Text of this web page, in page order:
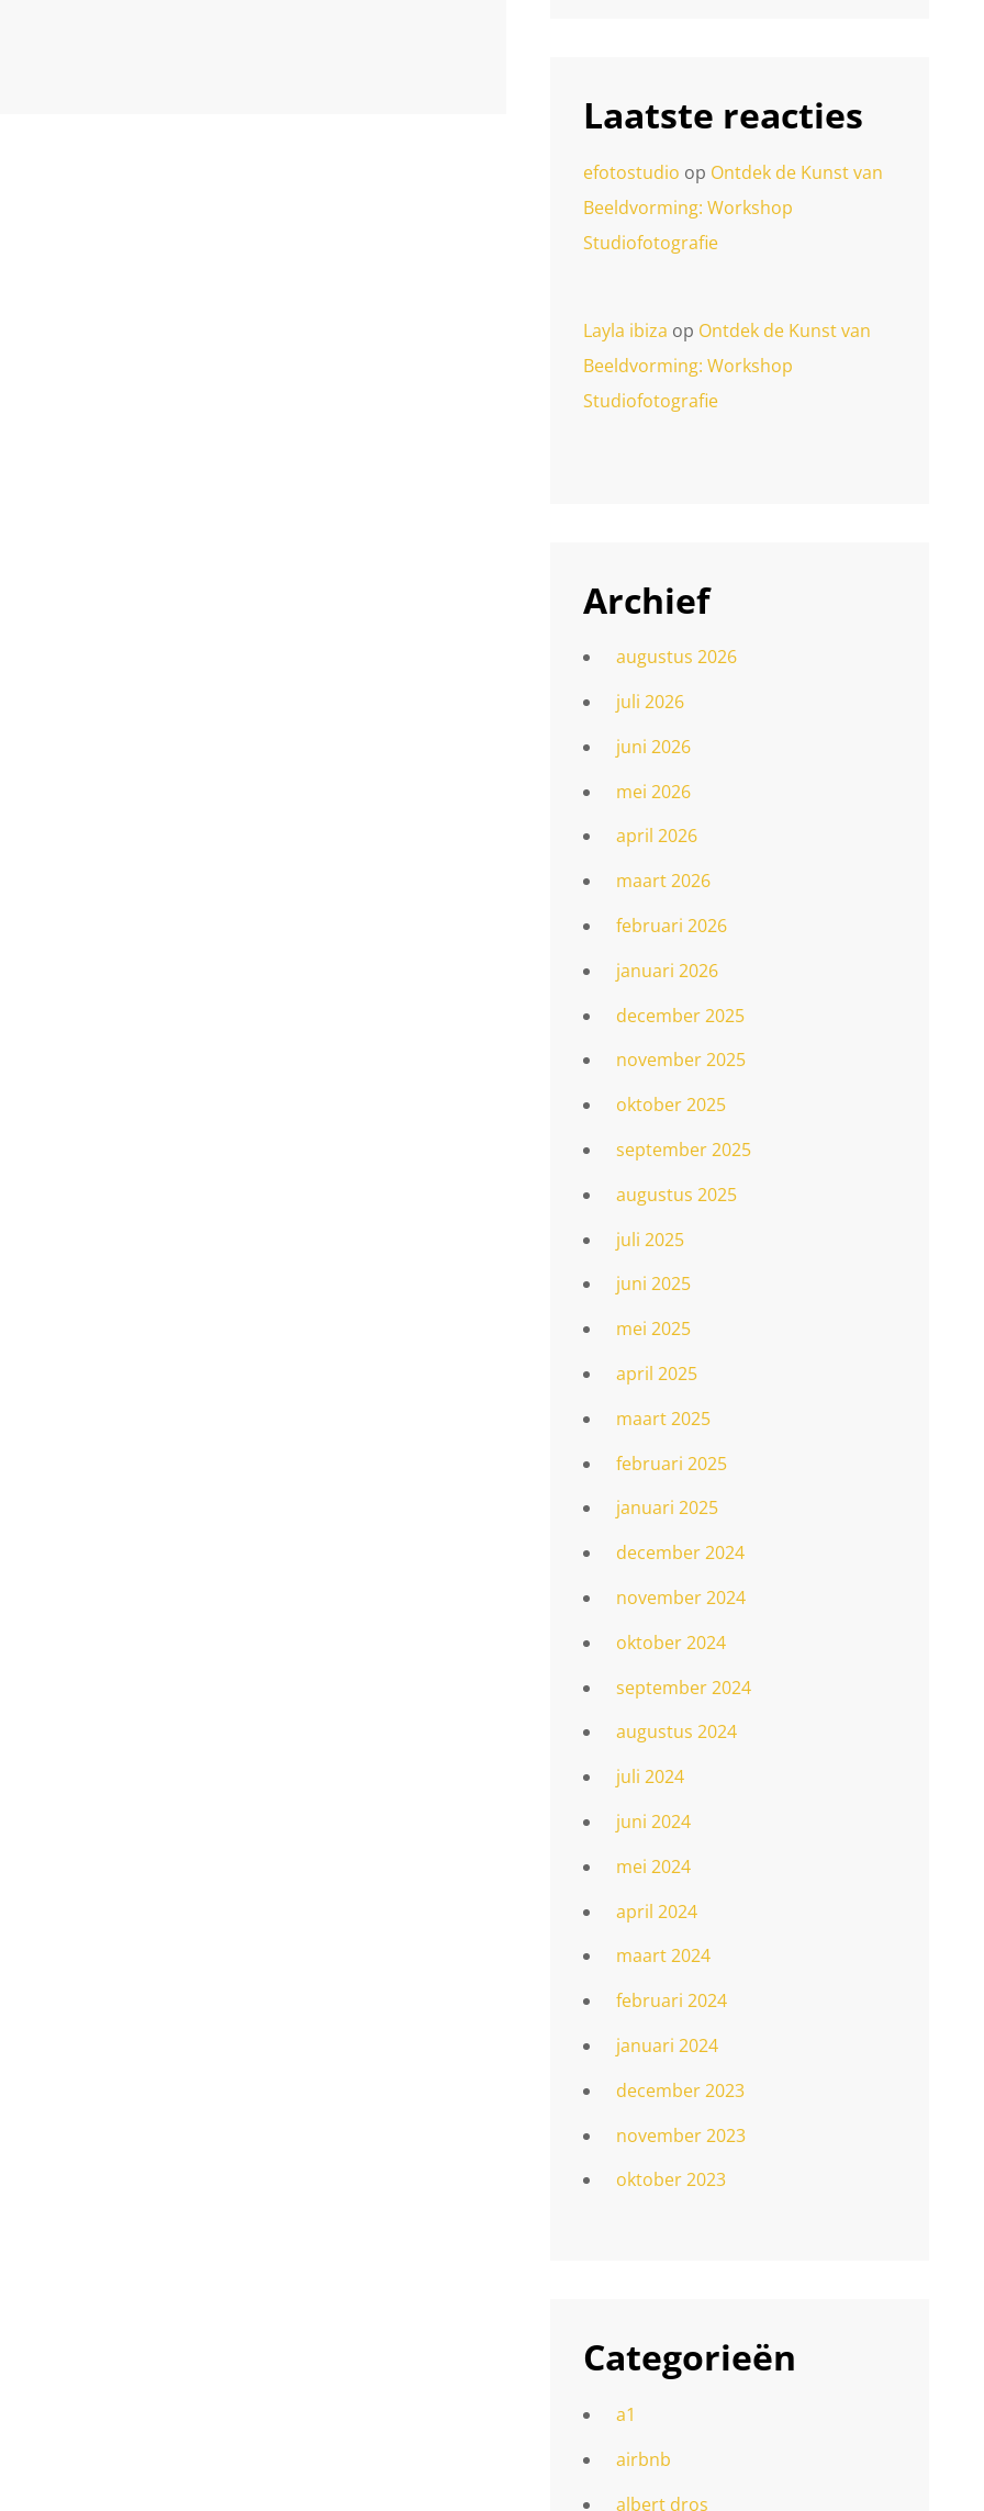
Laatste reacties
efotostudio op Ontdek de Kunst van
Beeldvorming: Workshop
Studiofotografie
Layla ibiza op Ontdek de Kunst van
Beeldvorming: Workshop
Studiofotografie
Archief
augustus 2026
juli 2026
juni 2026
mei 2026
april 2026
maart 2026
februari 2026
januari 2026
december 2025
november 2025
oktober 2025
september 2025
augustus 2025
juli 2025
juni 2025
mei 2025
april 2025
maart 2025
februari 2025
januari 2025
december 2024
november 2024
oktober 2024
september 2024
augustus 2024
juli 2024
juni 2024
mei 2024
april 2024
maart 2024
februari 2024
januari 2024
december 2023
november 2023
oktober 2023
Categorieën
a1
airbnb
albert dros